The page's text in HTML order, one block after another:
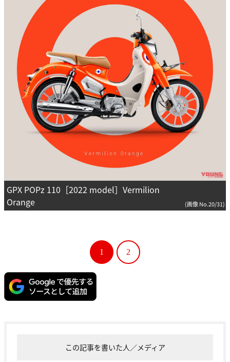
GPX POPz 110［2022 model］Vermilion
Orange
(画像 No.20/31)
1 2
この記事を書いた人／メディア